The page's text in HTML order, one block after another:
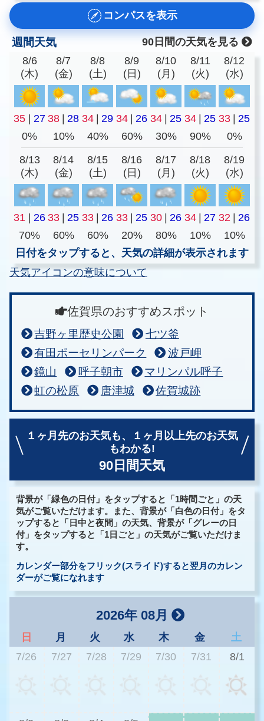
コンパスを表示
週間天気
90日間の天気を見る
8/6
(木)
8/7
(金)
8/8
(土)
8/9
(日)
8/10
(月)
8/11
(火)
8/12
(水)
35 | 27 38 | 28 34 | 29 34 | 26 34 | 25 34 | 25 33 | 25
0%
10% 40% 60% 30% 90% 0%
8/13
(木)
8/14
(金)
8/15
(土)
8/16
(日)
8/17
(月)
8/18
(火)
8/19
(水)
31 | 26 33 | 25 33 | 26 33 | 25 30 | 26 34 | 27 32 | 26
70%
60% 60% 20% 80% 10%
10%
日付をタップすると、天気の詳細が表示されます
天気アイコンの意味について
佐賀県のおすすめスポット
吉野ヶ里歴史公園
七ツ釜
有田ポーセリンパーク
波戸岬
鏡山
呼子朝市
マリンパル呼子
虹の松原
唐津城 佐賀城跡
１ヶ月先のお天気も、
１ヶ月以上先のお天気
もわかる!
90日間天気
背景が「緑色の日付」をタップすると「1時間ごと」の天
気がご覧いただけます。また、背景が「白色の日付」をタ
ップすると「日中と夜間」の天気、背景が「グレーの日
付」をタップすると「1日ごと」の天気がご覧いただけま
す。
カレンダー部分をフリック(スライド)すると翌月のカレン
ダーがご覧になれます
2026年 08月
日 月 火 水 木 金
土
7/26
7/27 7/28 7/29 7/30 7/31 8/1